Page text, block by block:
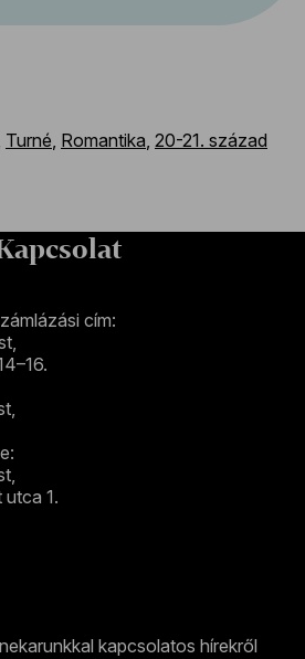
Turné, Romantika, 20-21. század
cím:
1.
kapcsolatos hírekről